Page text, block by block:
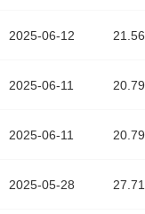
2025-06-12
2025-06-11
2025-06-11
2025-05-28
21.56
20.79
20.79
27.71